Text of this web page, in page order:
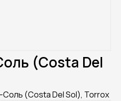
(Costa Del
(Costa Del Sol), Torrox